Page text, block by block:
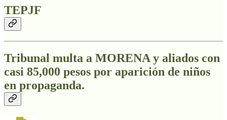
TEPJF
Tribunal multa a MORENA y aliados con
casi 85,000 pesos por aparición de niños
en propaganda.